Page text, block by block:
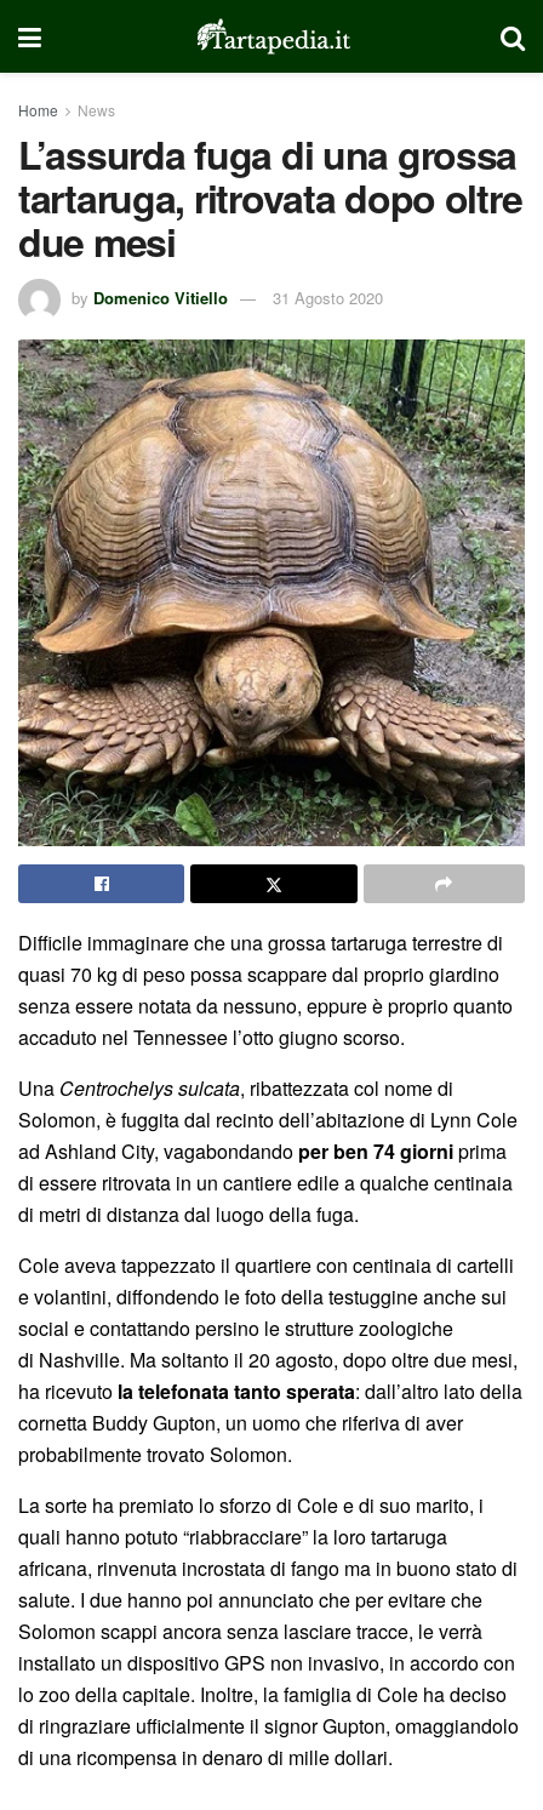
Home News
L’assurda fuga di una grossa
tartaruga, ritrovata dopo oltre
due mesi
by Domenico Vitiello 31 Agosto 2020
Difficile immaginare che una grossa tartaruga terrestre di
quasi 70 kg di peso possa scappare dal proprio giardino
senza essere notata da nessuno, eppure è proprio quanto
accaduto nel Tennessee l’otto giugno scorso.
Una Centrochelys sulcata, ribattezzata col nome di
Solomon, è fuggita dal recinto dell’abitazione di Lynn Cole
ad Ashland City, vagabondando per ben 74 giorniprima
di essere ritrovata in un cantiere edile a qualche centinaia
di metri di distanza dal luogo della fuga.
Cole aveva tappezzato il quartiere con centinaia di cartelli
e volantini, diffondendo le foto della testuggine anche sui
social e contattando persino le strutture zoologiche
di Nashville. Ma soltanto il 20 agosto, dopo oltre due mesi,
ha ricevuto la telefonata tanto sperata: dall’altro lato della
cornetta Buddy Gupton, un uomo che riferiva di aver
probabilmente trovato Solomon.
La sorte ha premiato lo sforzo di Cole e di suo marito, i
quali hanno potuto “riabbracciare” la loro tartaruga
africana, rinvenuta incrostata di fango ma in buono stato di
salute. I due hanno poi annunciato che per evitare che
Solomon scappi ancora senza lasciare tracce, le verrà
installato un dispositivo GPS non invasivo, in accordo con
lo zoo della capitale. Inoltre, la famiglia di Cole ha deciso
di ringraziare ufficialmente il signor Gupton, omaggiandolo
di una ricompensa in denaro di mille dollari.